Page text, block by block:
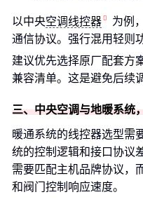
以中央空调线控器
为例
通信协议。强行混用轻则
建议优先选择原厂配套方
兼容清单。这是避免后续
三、中央空调与地暖系统
暖通系统的线控器选型需
统的控制逻辑和接口协议
需要匹配主机品牌协议，
和阀门控制响应速度。